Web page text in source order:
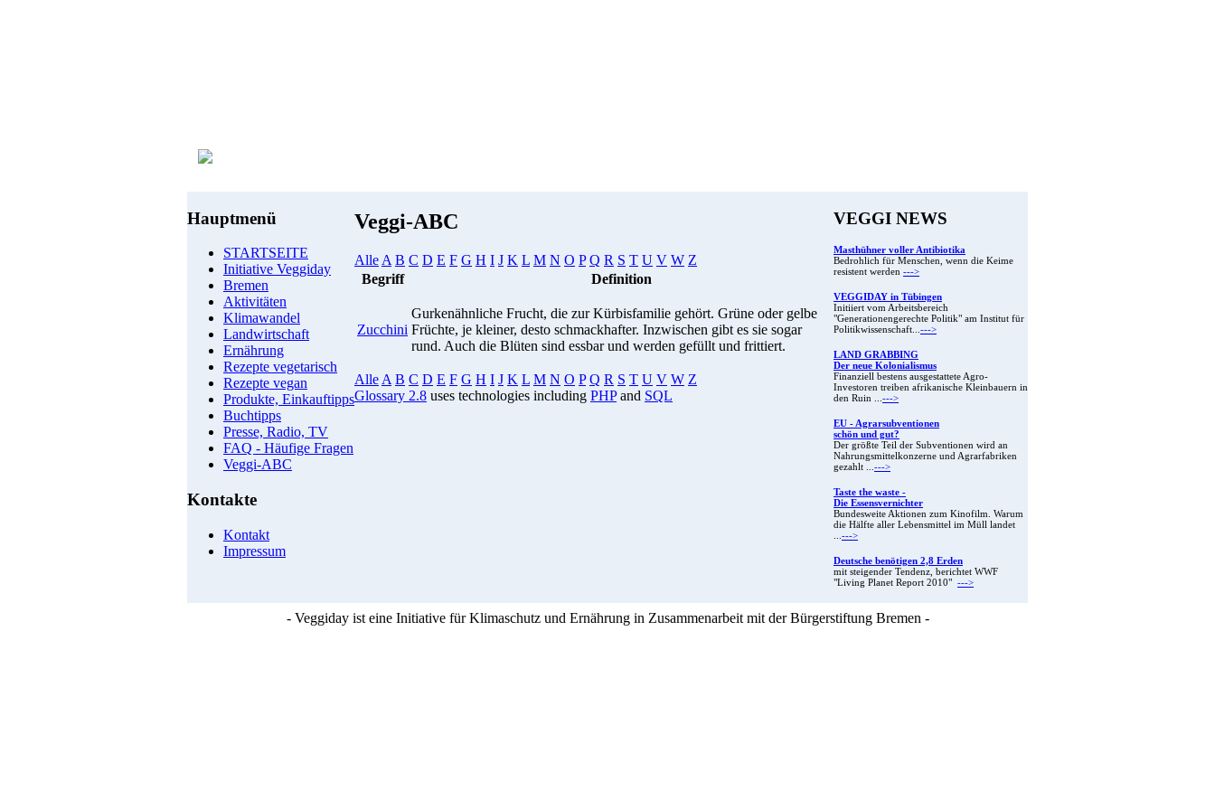
Hauptmenü
STARTSEITE
Initiative Veggiday
Bremen
Aktivitäten
Klimawandel
Landwirtschaft
Ernährung
Rezepte vegetarisch
Rezepte vegan
Produkte, Einkauftipps
Buchtipps
Presse, Radio, TV
FAQ - Häufige Fragen
Veggi-ABC
Kontakte
Kontakt
Impressum
Veggi-ABC
Alle A B C D E F G H I J K L M N O P Q R S T U V W Z
Begriff
Definition
Zucchini
Gurkenähnliche Frucht, die zur Kürbisfamilie gehört. Grüne oder gelbe
Früchte, je kleiner, desto schmackhafter. Inzwischen gibt es sie sogar
rund. Auch die Blüten sind essbar und werden gefüllt und frittiert.
Alle A B C D E F G H I J K L M N O P Q R S T U V W Z
Glossary 2.8 uses technologies including PHPand SQL
VEGGI NEWS
Masthühner voller Antibiotika
Bedrohlich für Menschen, wenn die Keime
resistent werden --->
VEGGIDAY in Tübingen
Initiiert vom Arbeitsbereich
"Generationengerechte Politik" am Institut für
Politikwissenschaft...--->
LAND GRABBING
Der neue Kolonialismus
Finanziell bestens ausgestattete Agro-
Investoren treiben afrikanische Kleinbauern in
den Ruin ...--->
EU - Agrarsubventionen
schön und gut?
Der größte Teil der Subventionen wird an
Nahrungsmittelkonzerne und Agrarfabriken
gezahlt ...--->
Taste the waste -
Die Essensvernichter
Bundesweite Aktionen zum Kinofilm. Warum
die Hälfte aller Lebensmittel im Müll landet
...--->
Deutsche benötigen 2,8 Erden
mit steigender Tendenz, berichtet WWF
"Living Planet Report 2010" --->
- Veggiday ist eine Initiative für Klimaschutz und Ernährung in Zusammenarbeit mit der Bürgerstiftung Bremen -